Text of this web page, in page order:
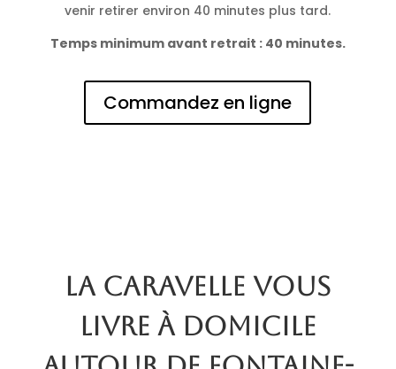
venir retirer environ 40 minutes plus tard.
Temps minimum avant retrait : 40 minutes.
Commandez en ligne
La Caravelle vous
livre à domicile